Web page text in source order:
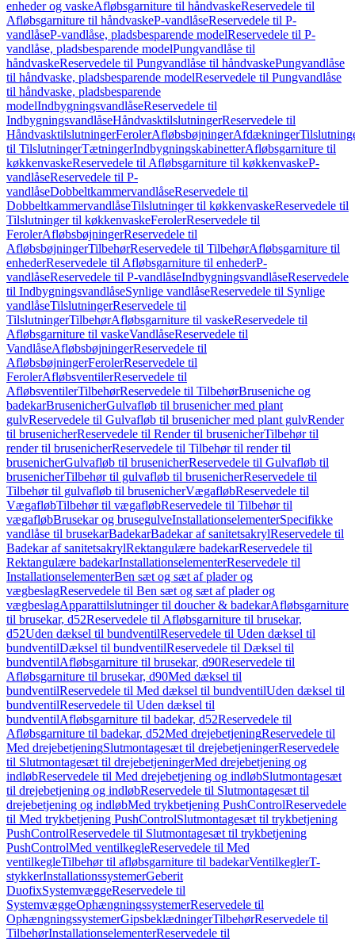
enheder og vaskeAfløbsgarniture til håndvaskeReservedele til
Afløbsgarniture til håndvaskeP-vandlåseReservedele til P-
vandlåseP-vandlåse, pladsbesparende modelReservedele til P-
vandlåse, pladsbesparende modelPungvandlåse til
håndvaskeReservedele til Pungvandlåse til håndvaskePungvandlåse
til håndvaske, pladsbesparende modelReservedele til Pungvandlåse
til håndvaske, pladsbesparende
modelIndbygningsvandlåseReservedele til
IndbygningsvandlåseHåndvasktilslutningerReservedele til
HåndvasktilslutningerFerolerAfløbsbøjningerAfdækninger
til TilslutningerTætningerIndbygningskabinetterAfløbsgarniture til
køkkenvaskeReservedele til Afløbsgarniture til køkkenvaskeP-
vandlåseReservedele til P-
vandlåseDobbeltkammervandlåseReservedele til
DobbeltkammervandlåseTilslutninger til køkkenvaskeReservedele til
Tilslutninger til køkkenvaskeFerolerReservedele til
FerolerAfløbsbøjningerReservedele til
AfløbsbøjningerTilbehørReservedele til TilbehørAfløbsgarniture til
enhederReservedele til Afløbsgarniture til enhederP-
vandlåseReservedele til P-vandlåseIndbygningsvandlåseReservedele
til IndbygningsvandlåseSynlige vandlåseReservedele til Synlige
vandlåseTilslutningerReservedele til
TilslutningerTilbehørAfløbsgarniture til vaskeReservedele til
Afløbsgarniture til vaskeVandlåseReservedele til
VandlåseAfløbsbøjningerReservedele til
AfløbsbøjningerFerolerReservedele til
FerolerAfløbsventilerReservedele til
AfløbsventilerTilbehørReservedele til TilbehørBruseniche og
badekarBrusenicherGulvafløb til brusenicher med plant
gulvReservedele til Gulvafløb til brusenicher med plant gulvRender
til brusenicherReservedele til Render til brusenicherTilbehør til
render til brusenicherReservedele til Tilbehør til render til
brusenicherGulvafløb til brusenicherReservedele til Gulvafløb til
brusenicherTilbehør til gulvafløb til brusenicherReservedele til
Tilbehør til gulvafløb til brusenicherVægafløbReservedele til
VægafløbTilbehør til vægafløbReservedele til Tilbehør til
vægafløbBrusekar og brusegulveInstallationselementerSpecifikke
vandlåse til brusekarBadekarBadekar af sanitetsakrylReservedele til
Badekar af sanitetsakrylRektangulære badekarReservedele til
Rektangulære badekarInstallationselementerReservedele til
InstallationselementerBen sæt og sæt af plader og
vægbeslagReservedele til Ben sæt og sæt af plader og
vægbeslagApparattilslutninger til doucher & badekarAfløbsgarniture
til brusekar, d52Reservedele til Afløbsgarniture til brusekar,
d52Uden dæksel til bundventilReservedele til Uden dæksel til
bundventilDæksel til bundventilReservedele til Dæksel til
bundventilAfløbsgarniture til brusekar, d90Reservedele til
Afløbsgarniture til brusekar, d90Med dæksel til
bundventilReservedele til Med dæksel til bundventilUden dæksel til
bundventilReservedele til Uden dæksel til
bundventilAfløbsgarniture til badekar, d52Reservedele til
Afløbsgarniture til badekar, d52Med drejebetjeningReservedele til
Med drejebetjeningSlutmontagesæt til drejebetjeningerReservedele
til Slutmontagesæt til drejebetjeningerMed drejebetjening og
indløbReservedele til Med drejebetjening og indløbSlutmontagesæt
til drejebetjening og indløbReservedele til Slutmontagesæt til
drejebetjening og indløbMed trykbetjening PushControlReservedele
til Med trykbetjening PushControlSlutmontagesæt til trykbetjening
PushControlReservedele til Slutmontagesæt til trykbetjening
PushControlMed ventilkegleReservedele til Med
ventilkegleTilbehør til afløbsgarniture til badekarVentilkeglerT-
stykkerInstallationssystemerGeberit
DuofixSystemvæggeReservedele til
SystemvæggeOphængningssystemerReservedele til
OphængningssystemerGipsbeklædningerTilbehørReservedele til
TilbehørInstallationselementerReservedele til